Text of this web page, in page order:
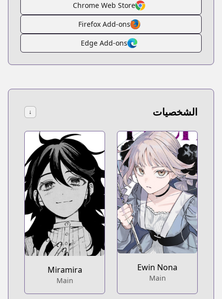
Chrome Web Store
Firefox Add-ons
Edge Add-ons
الشخصيات ↓
Ewin Nona
Main
Miramira
Main